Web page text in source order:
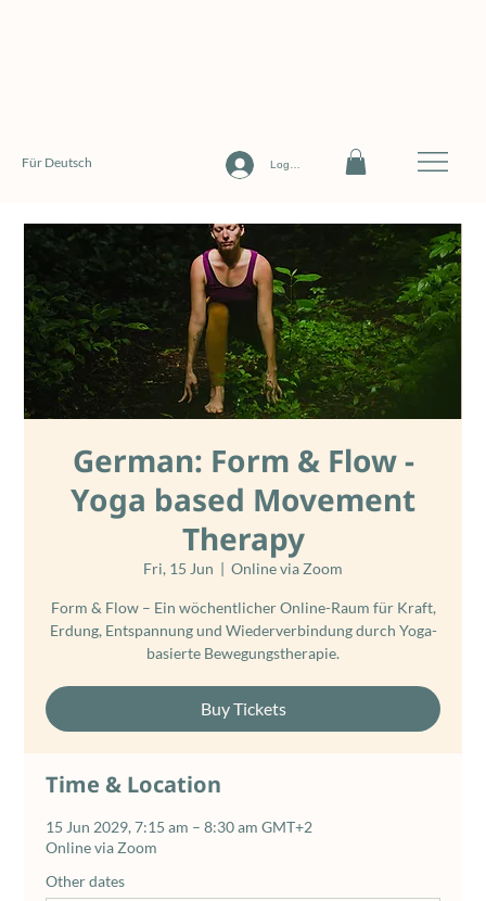
Log In
Für Deutsch
German: Form & Flow -
Yoga based Movement
Therapy
Fri, 15 Jun
  |
Online via Zoom
Form & Flow – Ein wöchentlicher Online-Raum für Kraft,
Erdung, Entspannung und Wiederverbindung durch Yoga-
basierte Bewegungstherapie.
Buy Tickets
Time & Location
15 Jun 2029, 7:15 am – 8:30 am GMT+2
Online via Zoom
Other dates